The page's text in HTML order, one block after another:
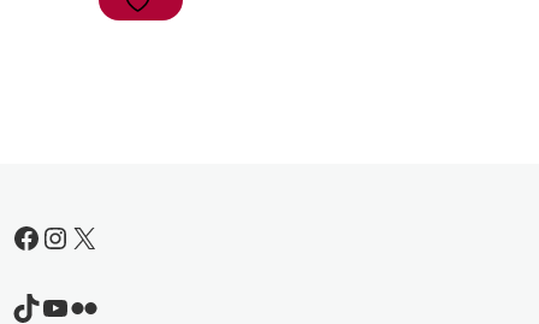
Facebook
Instagram
X
TikTok
YouTube
Flickr